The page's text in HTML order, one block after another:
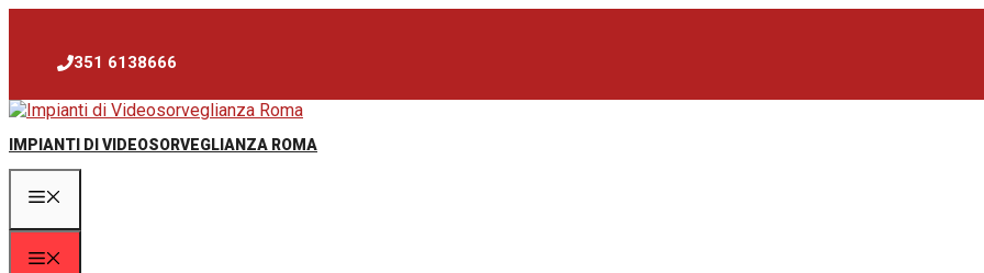
contenuto351 6138666
IMPIANTI DI VIDEOSORVEGLIANZA ROMA